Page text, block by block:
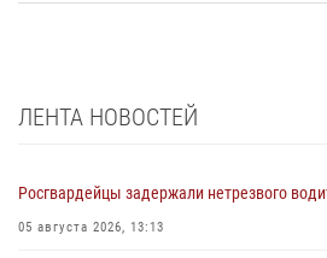
ЛЕНТА НОВОСТЕЙ
Росгвардейцы задержали нетрезвого
05 августа 2026, 13:13